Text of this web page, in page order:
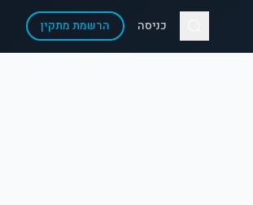
כניסה הרשמת מתקין